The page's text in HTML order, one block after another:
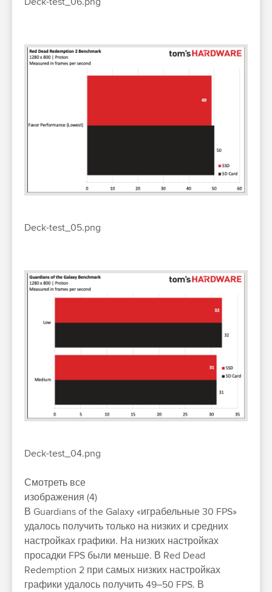
Deck-test_05.png
Deck-test_04.png
Смотреть все
изображения (4)
В Guardians of the Galaxy «играбельные 30 FPS»
удалось получить только на низких и средних
настройках графики. На низких настройках
просадки FPS были меньше. В Red Dead
Redemption 2 при самых низких настройках
графики удалось получить 49–50 FPS. В